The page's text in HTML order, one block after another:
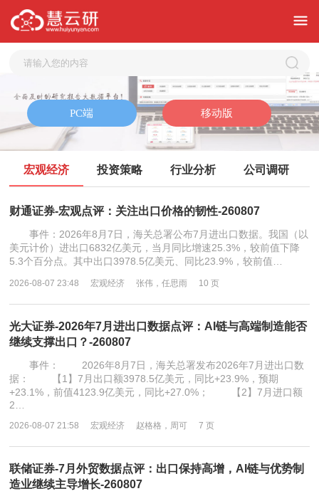
宏观经济 投资策略 行业分析 公司调研
财通证券-宏观点评：关注出口价格的韧性-260807
事件：2026年8月7日，海关总署公布7月进出口数据。我国（以
美元计价）进出口6832亿美元，当月同比增速25.3%，较前值下降
5.3个百分点。其中出口3978.5亿美元、同比23.9%，较前值…
2026-08-07 23:48 宏观经济 张伟，任思雨 10 页
光大证券-2026年7月进出口数据点评：AI链与高端制造能否
继续支撑出口？-260807
事件： 2026年8月7日，海关总署发布2026年7月进出口数
据： 【1】7月出口额3978.5亿美元，同比+23.9%，预期
+23.1%，前值4123.9亿美元，同比+27.0%； 【2】7月进口额
2…
2026-08-07 21:58 宏观经济 赵格格，周可 7 页
联储证券-7月外贸数据点评：出口保持高增，AI链与优势制
造业继续主导增长-260807